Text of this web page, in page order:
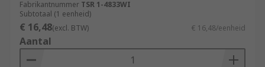
Fabrikantnummer TSR 1-4833WI
Subtotaal (1 eenheid)
€ 16,48(excl. BTW) € 16,48/eenheid
Aantal